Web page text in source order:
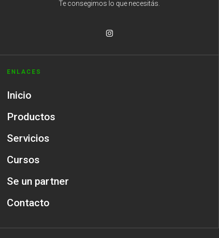
Te consegimos lo que necesitás.
ENLACES
Inicio
Productos
Servicios
Cursos
Se un partner
Contacto